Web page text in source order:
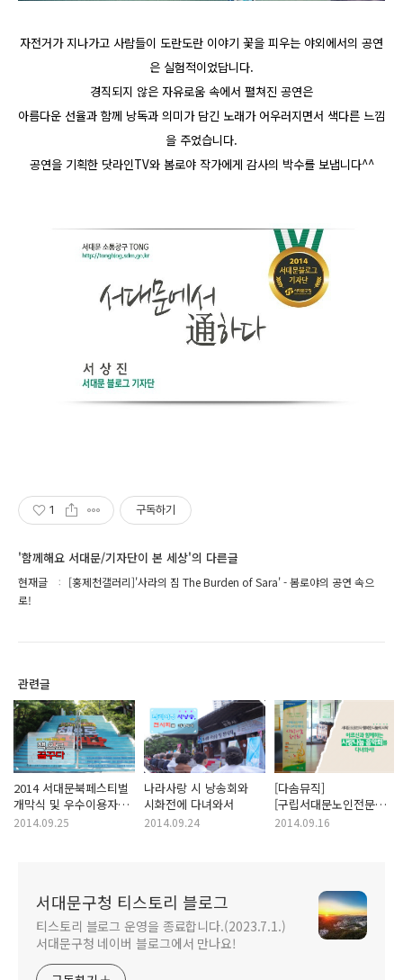
자전거가 지나가고 사람들이 도란도란 이야기 꽃을 피우는 야외에서의 공연
은 실험적이었답니다.
경직되지 않은 자유로움 속에서 펼쳐진 공연은
아름다운 선율과 함께 낭독과 의미가 담긴 노래가 어우러지면서 색다른 느낌
을 주었습니다.
공연을 기획한 닷라인TV와 봄로야 작가에게 감사의 박수를 보냅니다^^
1 구독하기
'함께해요 서대문/기자단이 본 세상'의 다른글
현재글
[홍제천갤러리]'사라의 짐 The Burden of Sara' - 봄로야의 공연 속으
로!
관련글
2014 서대문북페스티벌
개막식 및 우수이용자
시상식에 다녀왔어요!
2014.09.25
나라사랑 시 낭송회와
시화전에 다녀와서
2014.09.24
[다솜뮤직]
[구립서대문노인전문요양
서대문요양센터
2014.09.16
서대문구청 티스토리 블로그
티스토리 블로그 운영을 종료합니다.(2023.7.1.)
서대문구청 네이버 블로그에서 만나요!